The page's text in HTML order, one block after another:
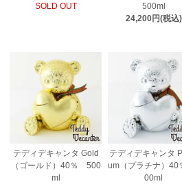
SOLD OUT
500ml
24,200円(税込)
テディデキャンタ Gold
（ゴールド）40％ 500
ml
テディデキャンタ
um（プラチナ）
00ml